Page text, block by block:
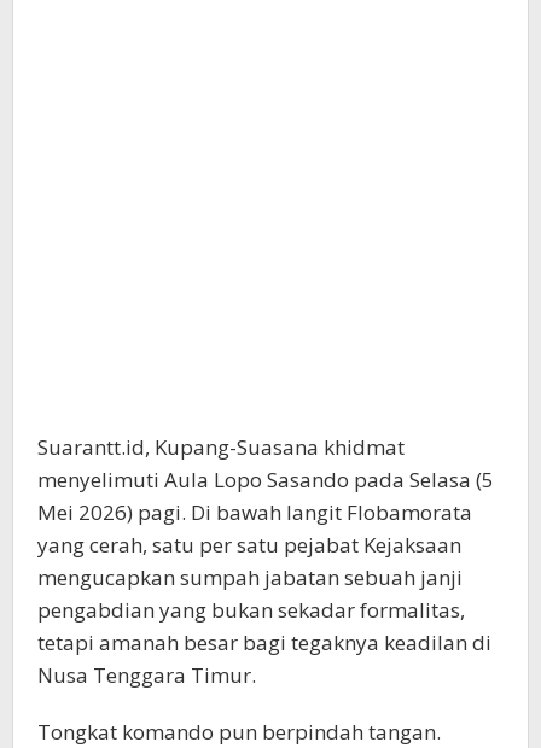
Suarantt.id, Kupang-Suasana khidmat
menyelimuti Aula Lopo Sasando pada Selasa (5
Mei 2026) pagi. Di bawah langit Flobamorata
yang cerah, satu per satu pejabat Kejaksaan
mengucapkan sumpah jabatan sebuah janji
pengabdian yang bukan sekadar formalitas,
tetapi amanah besar bagi tegaknya keadilan di
Nusa Tenggara Timur.
Tongkat komando pun berpindah tangan.